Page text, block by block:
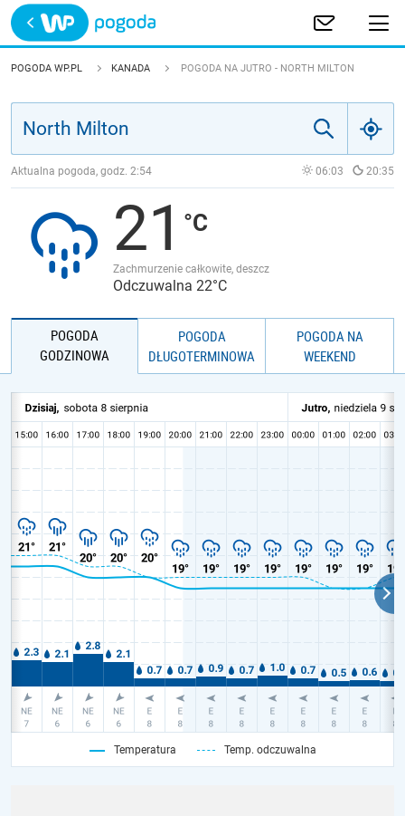
Trwa ładowanie
POLSKA
JAKOŚĆ POWIETRZA
POGODA WP.PL KANADA POGODA NA JUTRO - NORTH MILTON
Aktualna pogoda, godz. 2:54 06:03 20:35
21
Zachmurzenie całkowite, deszcz
Odczuwalna 22°C
POGODA
GODZINOWA
POGODA
DŁUGOTERMINOWA
POGODA NA
WEEKEND
Temperatura Temp. odczuwalna